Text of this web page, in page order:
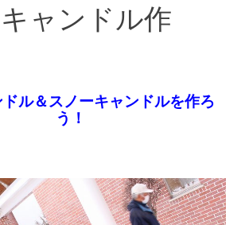
ャンドル作
ル＆スノーキャンドルを作ろ
う！